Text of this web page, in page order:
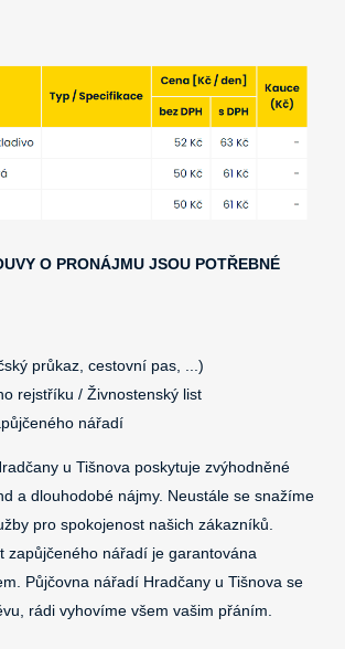
O PRONÁJMU JSOU POTŘEBNÉ
průkaz, cestovní pas, ...)
rejstříku / Živnostenský list
nářadí
u Tišnova poskytuje zvýhodněné
a dlouhodobé nájmy. Neustále se snažíme
pro spokojenost našich zákazníků.
zapůjčeného nářadí je garantována
Půjčovna nářadí Hradčany u Tišnova se
rádi vyhovíme všem vašim přáním.